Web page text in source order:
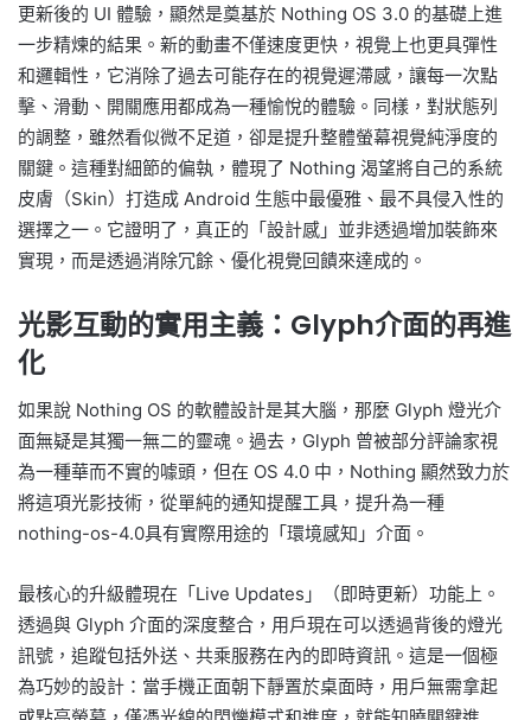
更新後的 UI 體驗，顯然是奠基於 Nothing OS 3.0 的基礎上進
一步精煉的結果。新的動畫不僅速度更快，視覺上也更具彈性
和邏輯性，它消除了過去可能存在的視覺遲滯感，讓每一次點
擊、滑動、開關應用都成為一種愉悅的體驗。同樣，對狀態列
的調整，雖然看似微不足道，卻是提升整體螢幕視覺純淨度的
關鍵。這種對細節的偏執，體現了 Nothing 渴望將自己的系統
皮膚（Skin）打造成 Android 生態中最優雅、最不具侵入性的
選擇之一。它證明了，真正的「設計感」並非透過增加裝飾來
實現，而是透過消除冗餘、優化視覺回饋來達成的。
光影互動的實用主義：Glyph介面的再進
化
如果說 Nothing OS 的軟體設計是其大腦，那麼 Glyph 燈光介
面無疑是其獨一無二的靈魂。過去，Glyph 曾被部分評論家視
為一種華而不實的噱頭，但在 OS 4.0 中，Nothing 顯然致力於
將這項光影技術，從單純的通知提醒工具，提升為一種
nothing-os-4.0具有實際用途的「環境感知」介面。
最核心的升級體現在「Live Updates」（即時更新）功能上。
透過與 Glyph 介面的深度整合，用戶現在可以透過背後的燈光
訊號，追蹤包括外送、共乘服務在內的即時資訊。這是一個極
為巧妙的設計：當手機正面朝下靜置於桌面時，用戶無需拿起